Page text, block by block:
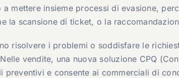
mettere insieme processi di evasione,
la scansione di ticket, o la
risolvere i problemi o soddisfare le
vendite, una nuova soluzione CPQ
preventivi e consente ai commerciali di